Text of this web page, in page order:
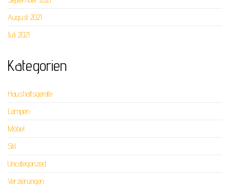
August 2021
Juli 2021
Kategorien
Haushaltsgeräte
Lampen
Möbel
Stil
Uncategorized
Verzierungen